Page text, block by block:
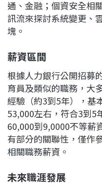
通、金融；個資安全相
訊流來探討系統變更、
塊。
薪資區間
根據人力銀行公開招募
育員及類似的職務，大
經驗（約3到5年），基
53,000左右，符合3到5
60,000到9,0000不等薪
有部分的關聯性，僅作
相關職務薪資。
未來職涯發展